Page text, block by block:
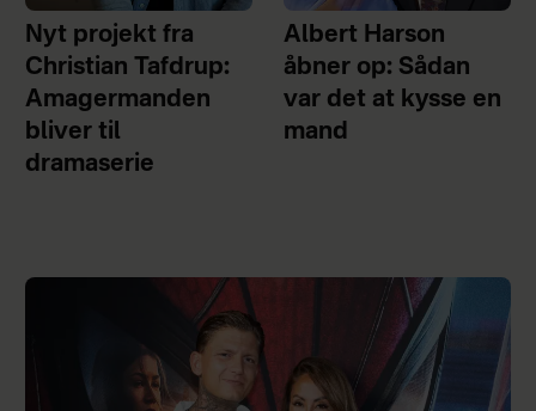
Nyt projekt fra
Christian Tafdrup:
Amagermanden
bliver til
dramaserie
Albert Harson
åbner op: Sådan
var det at kysse en
mand